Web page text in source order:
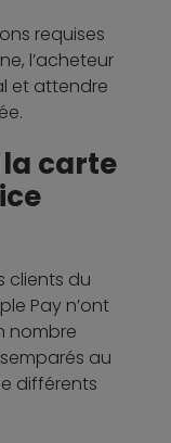
requises
l’acheteur
et attendre
la carte
clients du
Pay n’ont
nombre
au
différents